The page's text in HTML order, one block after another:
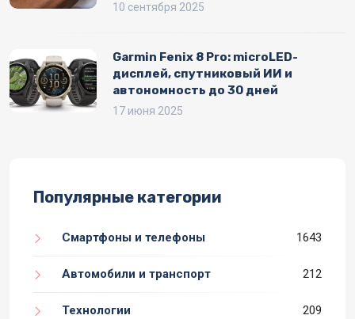
10 сентября 2025
Garmin Fenix 8 Pro: microLED-
дисплей, спутниковый ИИ и
автономность до 30 дней
17 июня 2025
Популярные категории
Смартфоны и телефоны 1643
Автомобили и транспорт 212
Технологии 209